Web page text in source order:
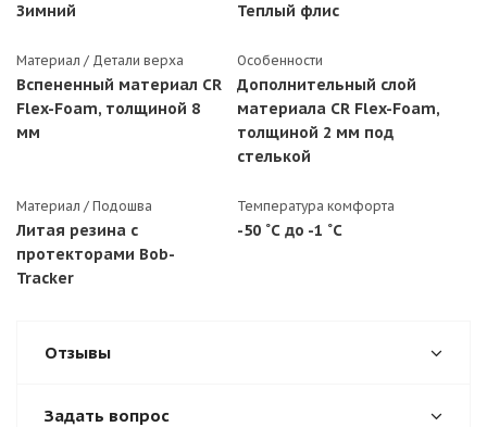
Зимний Теплый флис
Материал / Детали верха
Вспененный материал CR
Flex-Foam, толщиной 8
мм
Особенности
Дополнительный слой
материала CR Flex-Foam,
толщиной 2 мм под
стелькой
Материал / Подошва
Литая резина с
протекторами Bob-
Tracker
Температура комфорта
-50 ˚С до -1 ˚С
Отзывы
Задать вопрос